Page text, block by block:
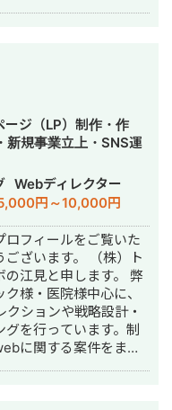
社員7名）にインター
案件獲得に向けた自
Web広告運用・LP制
ンネル運用・メール
等）を担当。 2022年3
学部数学科卒。 2022
ーケ会社勤務。人材
を主に担当。 2024年11
験を活かして独立し、
ーケを設立。 ホームペ
■実績
#広告運用 ・出張買取
ROAS350%など、好調
り。 ・StockSun営業
カリトルくん」、
の広告運用を担当。
業~大手企業のWebマ
援に携わり、Web広告
ージ（LP）制作・作
新規事業立上・SNS運
代行・ライティン
ページ制作・作成・
イン・ロゴデザイ
ト制作・リスティン
Webディレクター
円～10,000円
ロフィールをご覧いた
ございます。 （株）ト
江見と申します。 弊
様・医院様中心に、
クションや戦略設計・
グを行っています。制
に関する案件をまる